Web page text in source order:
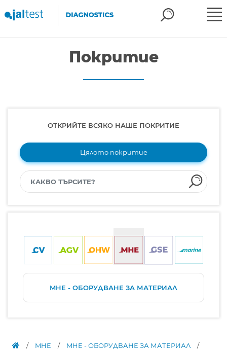
Покритие
ОТКРИЙТЕ ВСЯКО НАШЕ ПОКРИТИЕ
Цялото покритие
MHE - ОБОРУДВАНЕ ЗА МАТЕРИАЛ
/ MHE / MHE - ОБОРУДВАНЕ ЗА МАТЕРИАЛ
/